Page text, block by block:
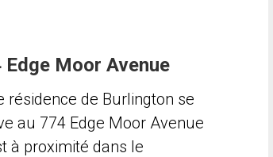
Edge Moor Avenue
résidence de Burlington se
au 774 Edge Moor Avenue
à proximité dans le